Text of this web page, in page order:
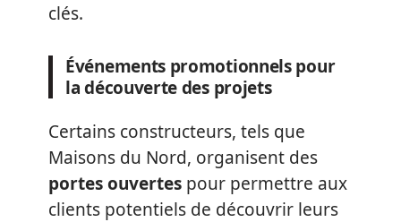
clés.
Événements promotionnels pour
la découverte des projets
Certains constructeurs, tels que
Maisons du Nord, organisent des
portes ouvertes pour permettre aux
clients potentiels de découvrir leurs